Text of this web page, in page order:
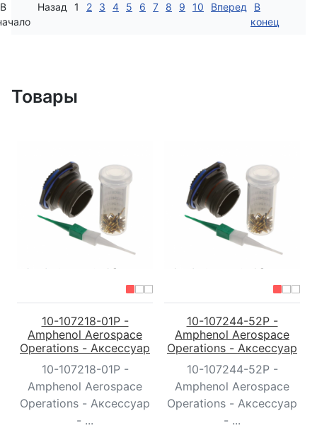
В
Назад 1 2 3 4 5 6 7 8 9 10 Вперед
В
конец
Товары
10-107218-01P -
Amphenol Aerospace
Operations - Аксессуар
10-107218-01P -
Amphenol Aerospace
Operations - Аксессуар
- ...
10-107244-52P -
Amphenol Aerospace
Operations - Аксессуар
10-107244-52P -
Amphenol Aerospace
Operations - Аксессуар
- ...